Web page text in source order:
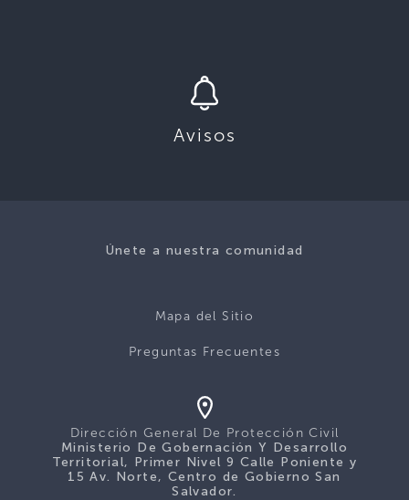
Avisos
Únete a nuestra comunidad
Mapa del Sitio
Preguntas Frecuentes
Dirección General De Protección Civil
Ministerio De Gobernación Y Desarrollo
Territorial, Primer Nivel 9 Calle Poniente y
15 Av. Norte, Centro de Gobierno San
Salvador.